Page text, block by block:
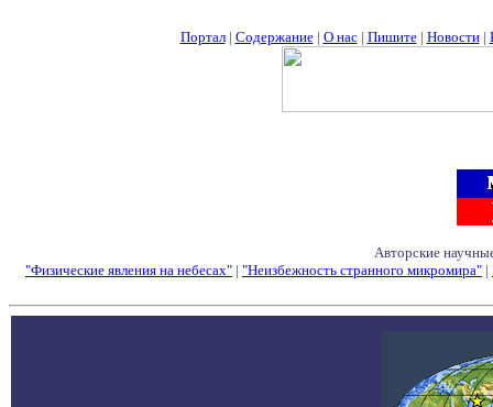
Портал| Содержание| О нас| Пишите| Новости|
Авторские
"Физические явления на небесах" | "Неизбежность странного микромира" |